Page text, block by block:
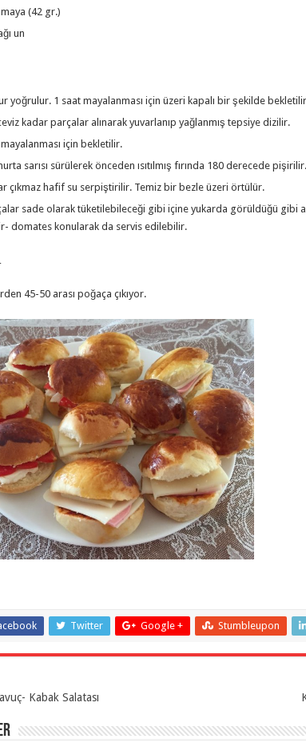
(42 gr.)
un
yoğrulur. 1 saat mayalanması için üzeri kapalı bir şekilde
kadar parçalar alınarak yuvarlanıp yağlanmış tepsiye dizilir.
için bekletilir.
sarısı sürülerek önceden ısıtılmış fırında 180 derecede pişirilir.
çıkmaz hafif su serpiştirilir. Temiz bir bezle üzeri örtülür.
sade olarak tüketilebileceği gibi içine yukarda görüldüğü gibi
domates konularak da servis edilebilir.
45-50 arası poğaça çıkıyor.
Twitter Google + Stumbleupon
Kabak Salatası